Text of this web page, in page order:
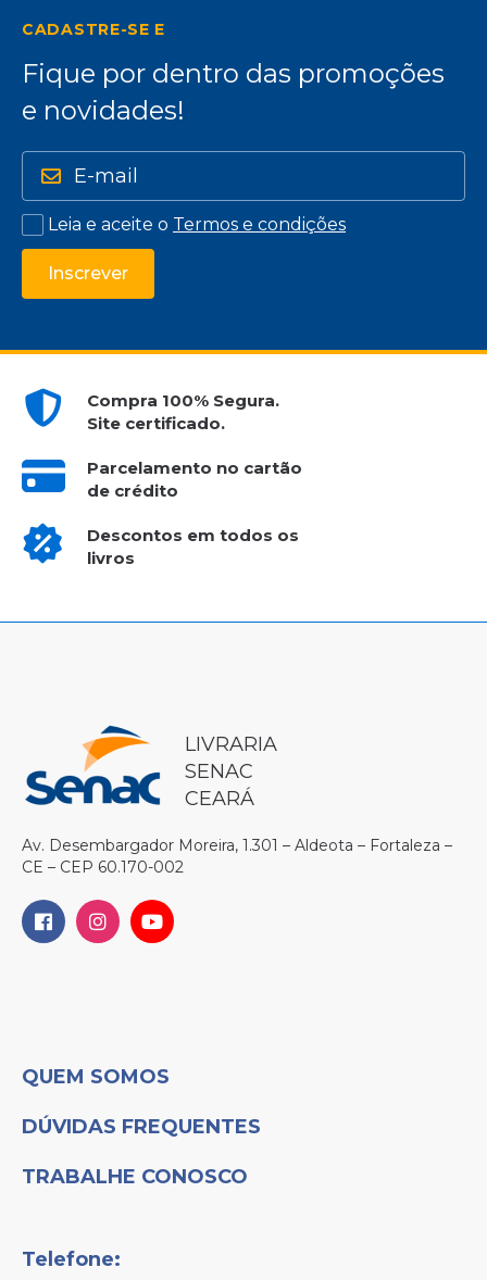
CADASTRE-SE E
Fique por dentro das promoções
e novidades!
Leia e aceite o Termos e condições
Inscrever
Compra 100% Segura.
Site certificado.
Parcelamento no cartão
de crédito
Descontos em todos os
livros
LIVRARIA
SENAC
CEARÁ
Av. Desembargador Moreira, 1.301 – Aldeota – Fortaleza –
CE – CEP 60.170-002
QUEM SOMOS
DÚVIDAS FREQUENTES
TRABALHE CONOSCO
Telefone: